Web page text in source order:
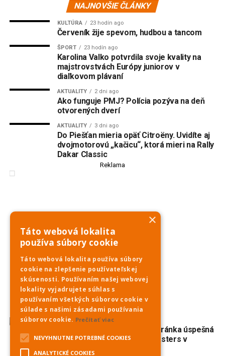
NAJNOVŠIE ČLÁNKY
KULTÚRA 23 hodín ago
Červeník žije spevom, hudbou a tancom
ŠPORT 23 hodín ago
Karolina Valko potvrdila svoje kvality na
majstrovstvách Európy juniorov v
diaľkovom plávaní
AKTUALITY 2 dni ago
Ako funguje PMJ? Polícia pozýva na deň
otvorených dverí
AKTUALITY 3 dni ago
Do Piešťan mieria opäť Citroëny. Uvidíte aj
dvojmotorovú „kačicu“, ktorá mieri na Rally
Dakar Classic
Reklama
ŠPORT 4 dni ago
Veslovanie: Piešťanská veteránka úspešná
na prestížnej regate Euromasters v
Mníchove
×
Táto webová lokalita
používa súbory cookie
Táto webová lokalita používa súbory
cookie na zlepšenie používateľskej
skúsenosti. Používaním našej webovej
lokality vyjadrujete súhlas s
používaním všetkých súborov cookie v
súlade s našimi zásadami používania
súborov cookie. Prečítať viac
NEVYHNUTNE POTREBNÉ COOKIES
ANALYTICKÉ COOKIES